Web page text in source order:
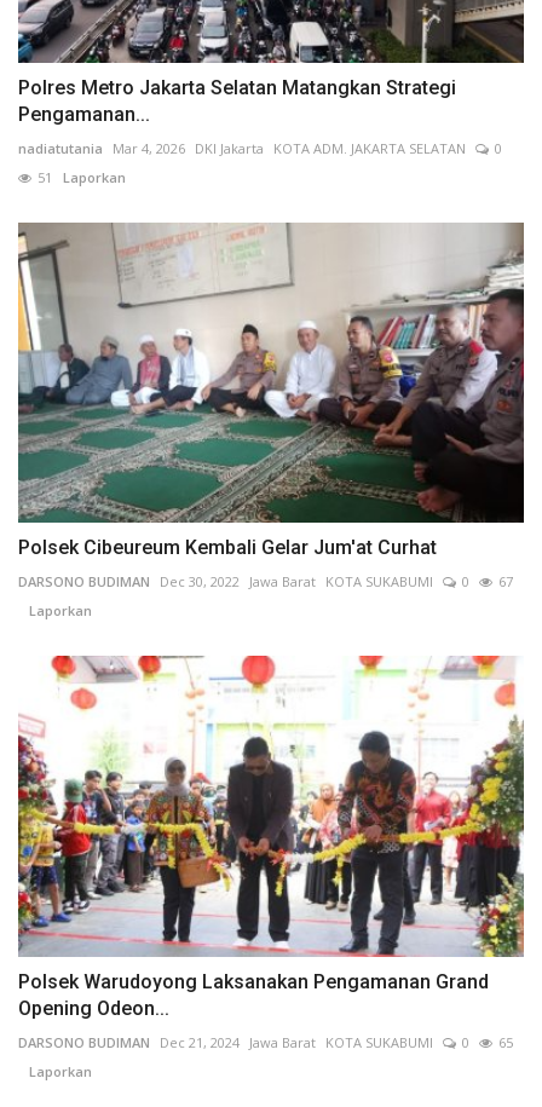
Polres Metro Jakarta Selatan Matangkan Strategi
Pengamanan...
nadiatutania Mar 4, 2026 DKI Jakarta KOTA ADM. JAKARTA SELATAN
0
51
Laporkan
Polsek Cibeureum Kembali Gelar Jum'at Curhat
DARSONO BUDIMAN Dec 30, 2022 Jawa Barat KOTA SUKABUMI 0
67
Laporkan
Polsek Warudoyong Laksanakan Pengamanan Grand
Opening Odeon...
DARSONO BUDIMAN Dec 21, 2024 Jawa Barat KOTA SUKABUMI 0
65
Laporkan